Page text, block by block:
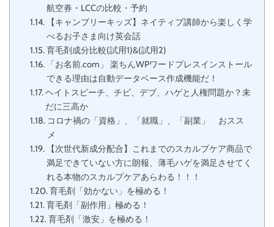
航空券・LCCの比較・予約
【キャンブリーキッズ】ネイティブ講師から楽しく学
べるお子さま向け英会話
育毛剤成分比較(試用1)&(試用2)
「お名前.com」 楽ちんWPワードプレスインストール
できる理由は自動データベース作成機能だ！
ヘイトスピーチ、チビ、デブ、ハゲと人権問題か？未
だに三高か
コロナ禍の「資格」、「就職」、「副業」 おスス
メ
【次世代新成分配合】これまでのスカルプケア商品で
満足できていない方に朗報、薄毛ハゲを満足させてく
れる本物のスカルプケアあらわる！！！
育毛剤「効かない」を極める！
育毛剤「副作用」極める！
育毛剤「激安」を極める！